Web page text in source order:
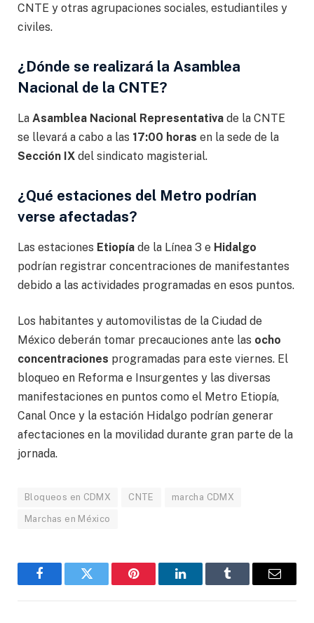
CNTE y otras agrupaciones sociales, estudiantiles y
civiles.
¿Dónde se realizará la Asamblea
Nacional de la CNTE?
La Asamblea Nacional Representativa de la CNTE
se llevará a cabo a las 17:00 horas en la sede de la
Sección IX del sindicato magisterial.
¿Qué estaciones del Metro podrían
verse afectadas?
Las estaciones Etiopía de la Línea 3 e Hidalgo
podrían registrar concentraciones de manifestantes
debido a las actividades programadas en esos puntos.
Los habitantes y automovilistas de la Ciudad de
México deberán tomar precauciones ante las ocho
concentraciones programadas para este viernes. El
bloqueo en Reforma e Insurgentes y las diversas
manifestaciones en puntos como el Metro Etiopía,
Canal Once y la estación Hidalgo podrían generar
afectaciones en la movilidad durante gran parte de la
jornada.
Bloqueos en CDMX CNTE marcha CDMX
Marchas en México
FacebookGorjeo Pinterest LinkedInTumblr
Correo